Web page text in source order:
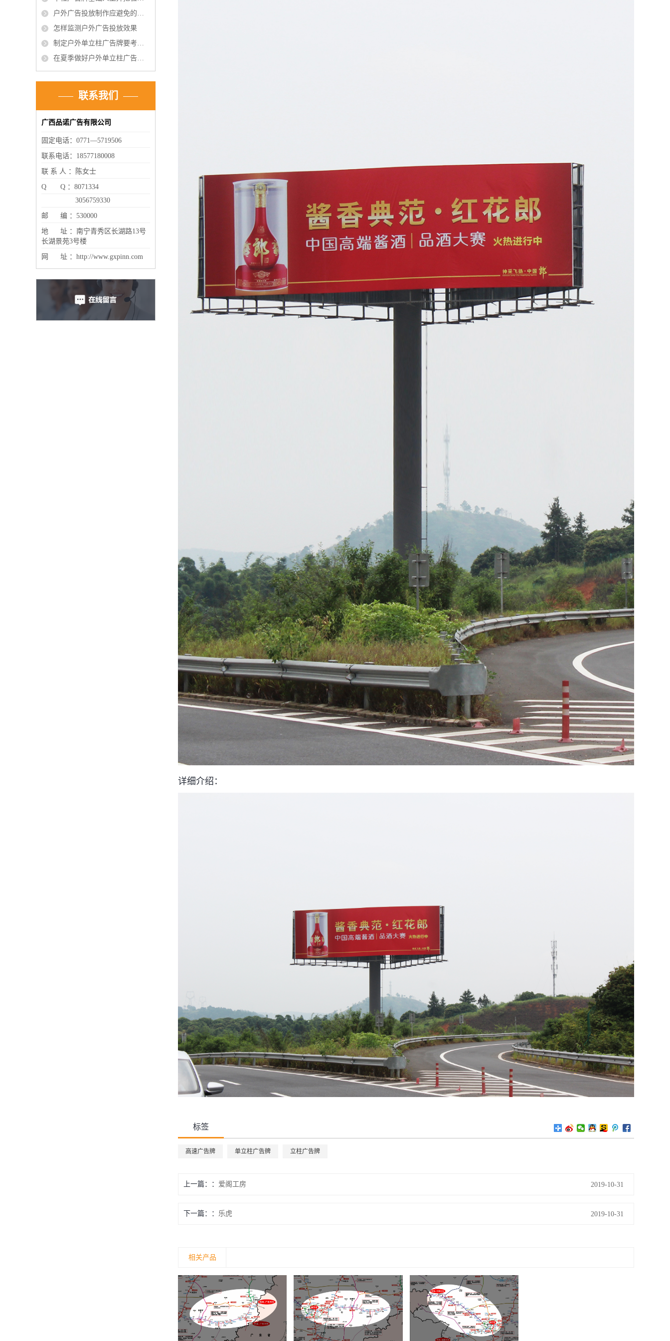
户外广告投放制作应避免的误区？
怎样监测户外广告投放效果
制定户外单立柱广告牌要考虑的因素有哪些?
在夏季做好户外单立柱广告牌维护保养有哪些工作呢?
联系我们
广西品诺广告有限公司
固定电话：0771—5719506
联系电话：18577180008
联 系 人 ：陈女士
Q Q ：8071334
3056759330
邮 编 ：530000
地 址 ：南宁青秀区长湖路13号
长湖景苑3号楼
网 址 ：http://www.gxpinn.com
详细介绍：
标签
高速广告牌 单立柱广告牌 立柱广告牌
上一篇： 爱阁工房 2019-10-31
下一篇： 乐虎 2019-10-31
相关产品